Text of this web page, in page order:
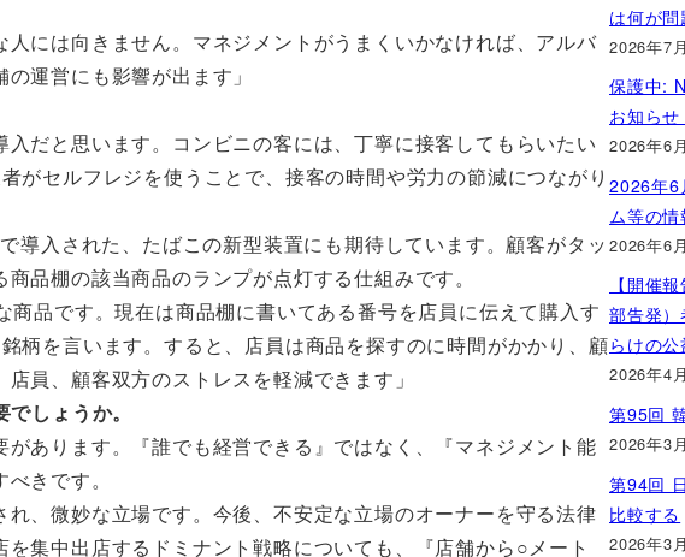
には向きません。マネジメントがうまくいかなければ、アルバ
運営にも影響が出ます」
だと思います。コンビニの客には、丁寧に接客してもらいたい
がセルフレジを使うことで、接客の時間や労力の節減につながり
導入された、たばこの新型装置にも期待しています。顧客がタッ
品棚の該当商品のランプが点灯する仕組みです。
品です。現在は商品棚に書いてある番号を店員に伝えて購入す
柄を言います。すると、店員は商品を探すのに時間がかかり、顧
員、顧客双方のストレスを軽減できます」
しょうか。
あります。『誰でも経営できる』ではなく、『マネジメント能
きです。
、微妙な立場です。今後、不安定な立場のオーナーを守る法律
集中出店するドミナント戦略についても、『店舗から○メート
は何が問
2026年7
保護中:
お知ら
2026年6
2026年6
ム等の
2026年6
【開催
部告発
らけの公
2026年4
第95回
2026年3
第94回
比較する
2026年3